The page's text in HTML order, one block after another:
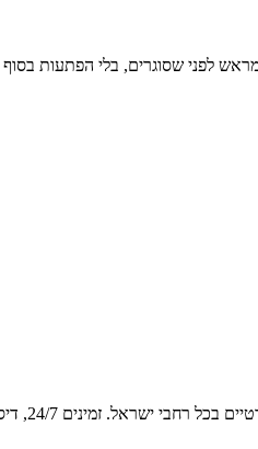
לפני שסוגרים, בלי הפתעות